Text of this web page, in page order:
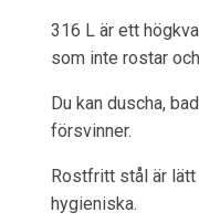
316 L är ett
som inte rostar
Du kan duscha,
försvinner.
Rostfritt stål är
hygieniska.